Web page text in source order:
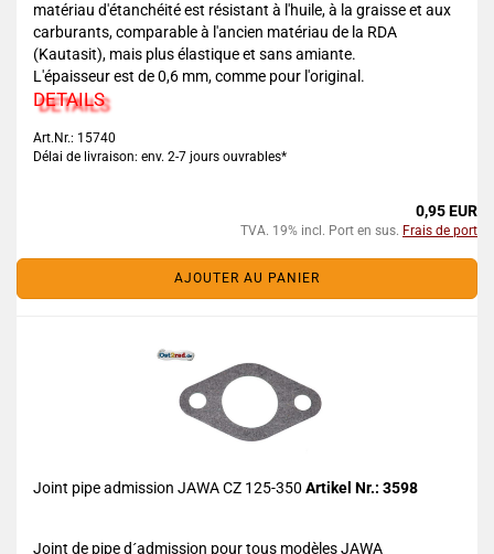
matériau d'étanchéité est résistant à l'huile, à la graisse et aux
carburants, comparable à l'ancien matériau de la RDA
(Kautasit), mais plus élastique et sans amiante.
L'épaisseur est de 0,6 mm, comme pour l'original.
DETAILS
Art.Nr.: 15740
Délai de livraison: env. 2-7 jours ouvrables*
0,95 EUR
TVA. 19% incl. Port en sus. Frais de port
AJOUTER AU PANIER
Joint pipe admission JAWA CZ 125-350 Artikel Nr.: 3598
Joint de pipe d´admission pour tous modèles JAWA